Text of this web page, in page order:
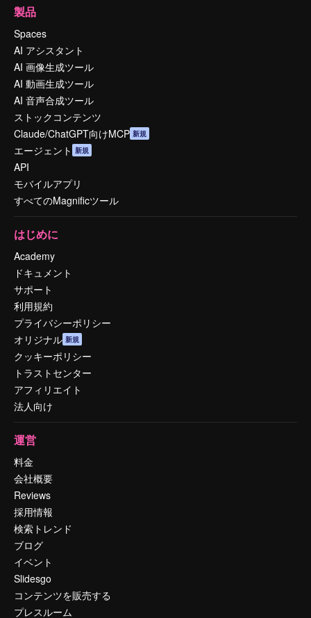
製品
Spaces
AI アシスタント
AI 画像生成ツール
AI 動画生成ツール
AI 音声合成ツール
ストックコンテンツ
Claude/ChatGPT向けMCP 新規
エージェント 新規
API
モバイルアプリ
すべてのMagnificツール
はじめに
Academy
ドキュメント
サポート
利用規約
プライバシーポリシー
オリジナル 新規
クッキーポリシー
トラストセンター
アフィリエイト
法人向け
運営
料金
会社概要
Reviews
採用情報
検索トレンド
ブログ
イベント
Slidesgo
コンテンツを販売する
プレスルーム